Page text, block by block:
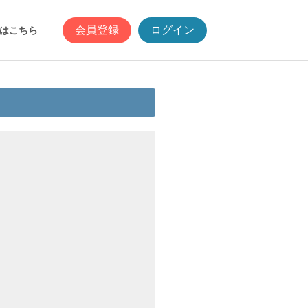
こちら 会員登録 ログイン